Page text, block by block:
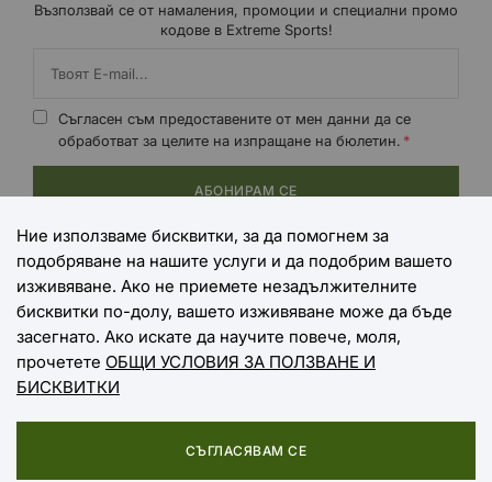
Възползвай се от намаления, промоции и специални промо
кодове в Extreme Sports!
Съгласен съм предоставените от мен данни да се
обработват за целите на изпращане на бюлетин.
АБОНИРАМ СЕ
НАЧИНИ НА ПЛАЩАНЕ
НАЧИНИ НА ДОСТАВКА
Copyright © 2025 EXTREME SPORTS
Ние използваме бисквитки, за да помогнем за
подобряване на нашите услуги и да подобрим вашето
изживяване. Ако не приемете незадължителните
бисквитки по-долу, вашето изживяване може да бъде
засегнато. Ако искате да научите повече, моля,
прочетете ОБЩИ УСЛОВИЯ ЗА ПОЛЗВАНЕ И
БИСКВИТКИ
СЪГЛАСЯВАМ СЕ